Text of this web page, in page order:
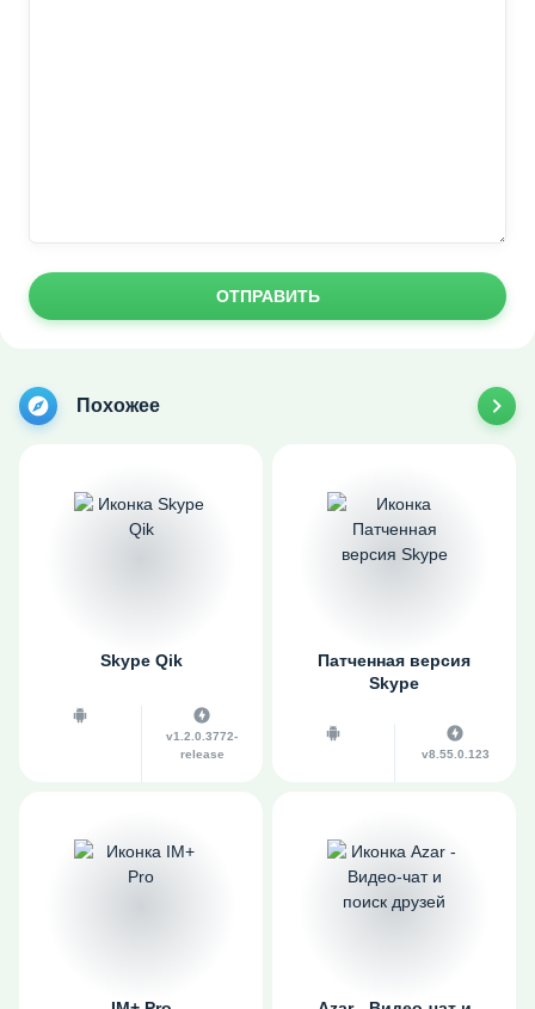
ОТПРАВИТЬ
Похожее
Skype Qik
v1.2.0.3772-
release
Патченная версия
Skype
v8.55.0.123